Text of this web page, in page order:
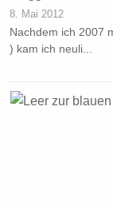
8. Mai 2012
Nachdem ich 2007
) kam ich neuli...